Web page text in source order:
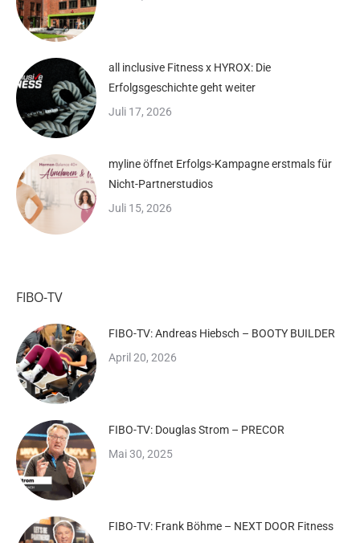
all inclusive Fitness x HYROX: Die
Erfolgsgeschichte geht weiter
Juli 17, 2026
myline öffnet Erfolgs-Kampagne erstmals für
Nicht-Partnerstudios
Juli 15, 2026
FIBO-TV
FIBO-TV: Andreas Hiebsch – BOOTY BUILDER
April 20, 2026
FIBO-TV: Douglas Strom – PRECOR
Mai 30, 2025
FIBO-TV: Frank Böhme – NEXT DOOR Fitness